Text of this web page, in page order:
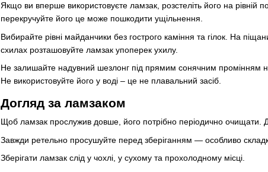
Якщо ви вперше використовуєте ламзак, розстеліть його на рівній
перекручуйте його це може пошкодити ущільнення.
Вибирайте рівні майданчики без гострого каміння та гілок. На
схилах розташовуйте ламзак упоперек ухилу.
Не залишайте надувний шезлонг під прямим сонячним промінням
Не використовуйте його у воді – це не плавальний засіб.
Догляд за ламзаком
Щоб ламзак прослужив довше, його потрібно періодично очищати.
Завжди ретельно просушуйте перед зберіганням — особливо
Зберігати ламзак слід у чохлі, у сухому та прохолодному місці.